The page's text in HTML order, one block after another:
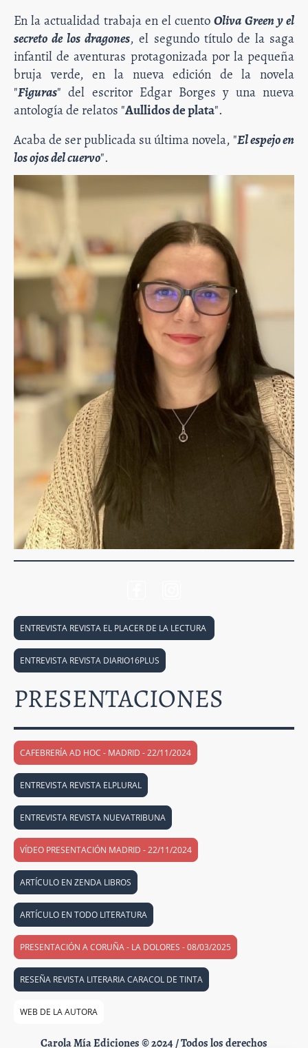
En la actualidad trabaja en el cuentoOliva Green y el
secreto de los dragones, el segundo título de la saga
infantil de aventuras protagonizada por la pequeña
bruja verde, en la nueva edición de la novela
"Figuras" del escritor Edgar Borges y una nueva
antología de relatos "Aullidos de plata".
Acaba de ser publicada su última novela, "El espejo en
los ojos del cuervo".
ENTREVISTA REVISTA EL PLACER DE LA LECTURA
ENTREVISTA REVISTA DIARIO16PLUS
PRESENTACIONES
CAFEBRERÍA AD HOC - MADRID - 22/11/2024
ENTREVISTA REVISTA ELPLURAL
ENTREVISTA REVISTA NUEVATRIBUNA
VÍDEO PRESENTACIÓN MADRID - 22/11/2024
ARTÍCULO EN ZENDA LIBROS
ARTÍCULO EN TODO LITERATURA
PRESENTACIÓN A CORUÑA - LA DOLORES - 08/03/2025
RESEÑA REVISTA LITERARIA CARACOL DE TINTA
WEB DE LA AUTORA
Carola Mía Ediciones © 2024 / Todos los derechos